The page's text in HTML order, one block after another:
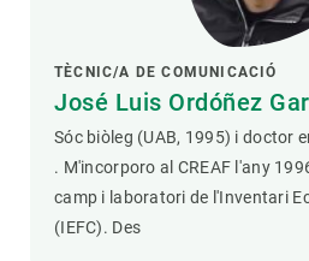
TÈCNIC/A DE COMUNICACIÓ
José Luis Ordóñez
Sóc biòleg (UAB, 1995) i doctor
. M'incorporo al CREAF l'any
camp i laboratori de l'Inventari
(IEFC). Des